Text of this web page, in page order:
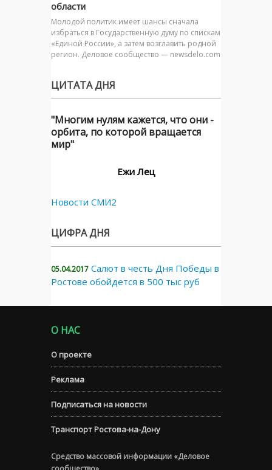
области
Молодой политик имеет шансы сначала
избраться в Государственную думу по спискам
«Единой России», а затем возглавить родной
регион. Деловое сообщество — newsdelo.com
ЦИТАТА ДНЯ
"Многим нулям кажется, что они -
орбита, по которой вращается
мир"
Ежи Лец
Новости СМИ2
ЦИФРА ДНЯ
05.04.2017 Салют в честь Дня Победы в
Ростове обойдется в 500 тыс руб
О НАС
О проекте
Реклама
Подписаться на новости
Транспорт Ростова-на-Дону
Средство массовой информации «Деловое